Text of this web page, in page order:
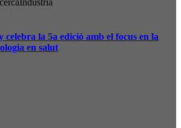
la 5a edició amb el focus en la
en salut